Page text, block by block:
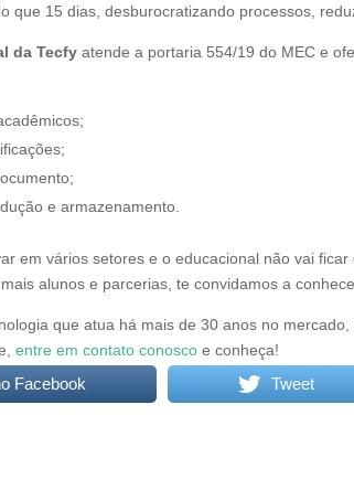
que 15 dias, desburocratizando processos,
da Tecfy atende a portaria 554/19 do MEC e
e armazenamento.
em vários setores e o educacional não vai
alunos e parcerias, te convidamos a
que atua há mais de 30 anos no
entre em contato conosco e conheça!
Facebook Tweet